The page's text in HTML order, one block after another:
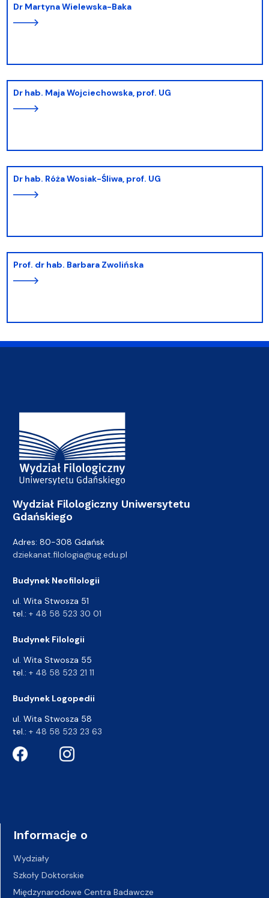
dr Martyna Wielewska-Baka
dr hab. Maja Wojciechowska, prof. UG
dr hab. Róża Wosiak-Śliwa, prof. UG
prof. dr hab. Barbara Zwolińska
Adres Wydziału
Wydział Filologiczny Uniwersytetu
Gdańskiego
Adres: 80-308 Gdańsk
dziekanat.filologia@ug.edu.pl
Budynek Neofilologii
ul. Wita Stwosza 51
tel.: + 48 58 523 30 01
Budynek Filologii
ul. Wita Stwosza 55
tel.: + 48 58 523 21 11
Budynek Logopedii
ul. Wita Stwosza 58
tel.: + 48 58 523 23 63
Informacje o
Wydziały
Szkoły Doktorskie
Międzynarodowe Centra Badawcze